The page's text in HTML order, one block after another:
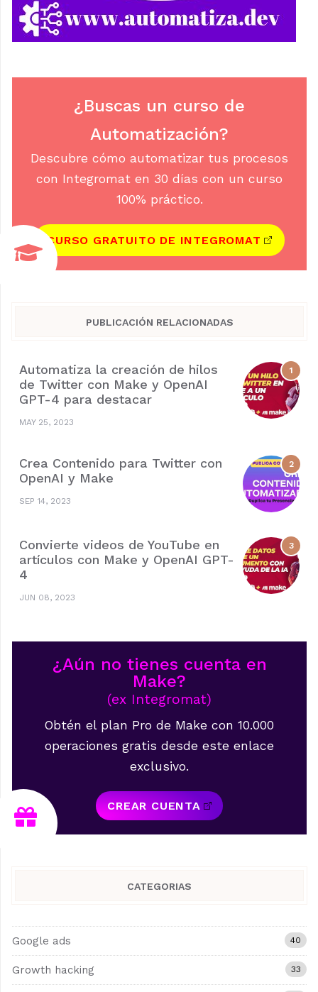
¿Buscas un curso de
Automatización?
Descubre cómo automatizar tus procesos
con Integromat en 30 días con un curso
100% práctico.
CURSO GRATUITO DE INTEGROMAT
PUBLICACIÓN RELACIONADAS
Automatiza la creación de hilos
de Twitter con Make y OpenAI
GPT-4 para destacar
MAY 25, 2023
Crea Contenido para Twitter con
OpenAI y Make
SEP 14, 2023
Convierte videos de YouTube en
artículos con Make y OpenAI GPT-
4
JUN 08, 2023
¿Aún no tienes cuenta en
Make?
(ex Integromat)
Obtén el plan Pro de Make con 10.000
operaciones gratis desde este enlace
exclusivo.
CREAR CUENTA
CATEGORIAS
Google ads 40
Growth hacking 33